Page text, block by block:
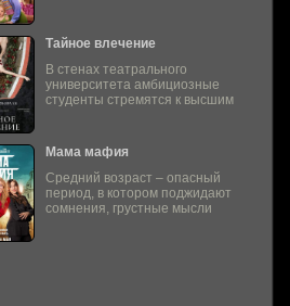
Тайное влечение
В стенах театрального
университета амбициозные
студенты стремятся к высшим
Мама мафия
Средний возраст – опасный
период, в котором поджидают
сомнения, грустные мысли